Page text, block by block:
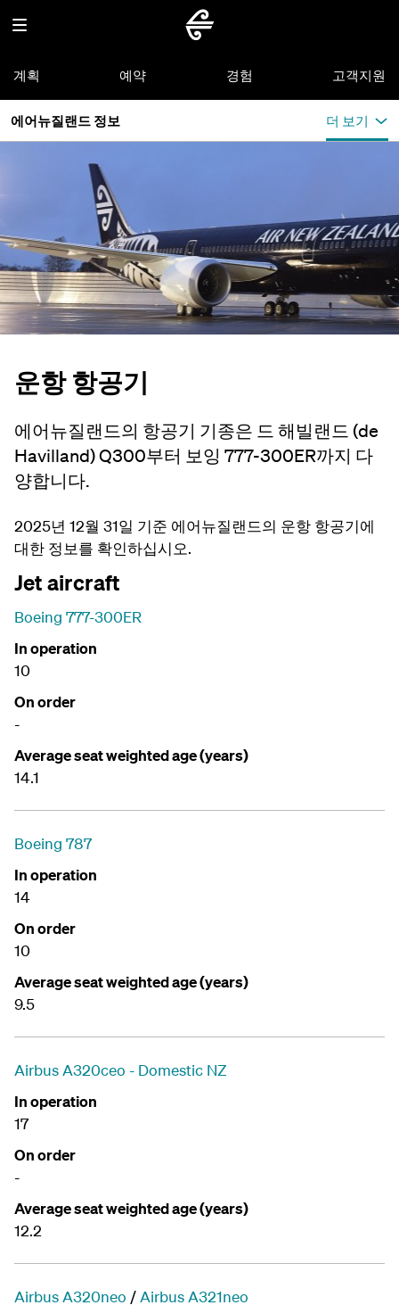
계획 예약 경험 고객지원
에어뉴질랜드 정보 더 보기
운항 항공기
에어뉴질랜드의 항공기 기종은 드 해빌랜드 (de
Havilland) Q300부터 보잉 777-300ER까지 다
양합니다.
2025년 12월 31일 기준 에어뉴질랜드의 운항 항공기에
대한 정보를 확인하십시오.
Jet aircraft
Boeing 777-300ER
In operation
10
On order
-
Average seat weighted age (years)
14.1
Boeing 787
In operation
14
On order
10
Average seat weighted age (years)
9.5
Airbus A320ceo - Domestic NZ
In operation
17
On order
-
Average seat weighted age (years)
12.2
Airbus A320neo /Airbus A321neo